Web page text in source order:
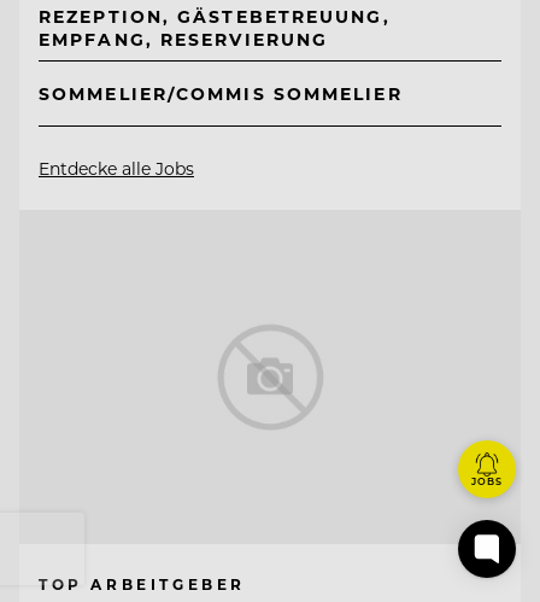
REZEPTION, GÄSTEBETREUUNG,
EMPFANG, RESERVIERUNG
SOMMELIER/COMMIS SOMMELIER
Entdecke alle Jobs
TOP ARBEITGEBER
JOBS